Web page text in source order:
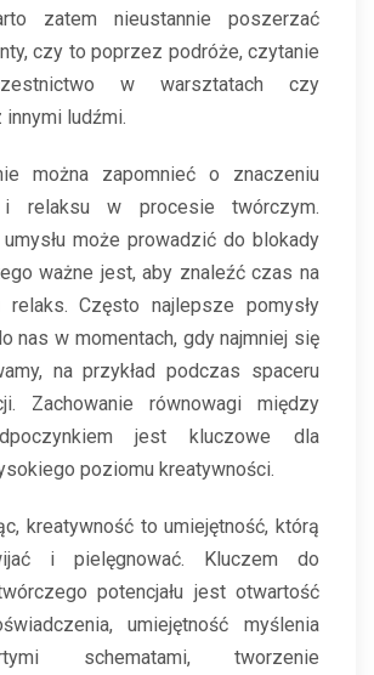
zatem nieustannie poszerzać
czy to poprzez podróże, czytanie
w warsztatach czy
ludźmi.
można zapomnieć o znaczeniu
i relaksu w procesie twórczym.
może prowadzić do blokady
ważne jest, aby znaleźć czas na
relaks. Często najlepsze pomysły
nas w momentach, gdy najmniej się
na przykład podczas spaceru
Zachowanie równowagi między
jest kluczowe dla
poziomu kreatywności.
kreatywność to umiejętność, którą
i pielęgnować. Kluczem do
potencjału jest otwartość
umiejętność myślenia
schematami, tworzenie